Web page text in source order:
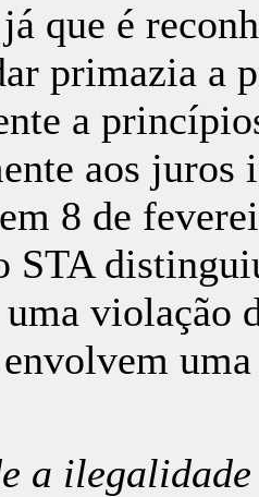
que é
primazia a
a
aos juros
8 de
STA
violação
envolvem
a